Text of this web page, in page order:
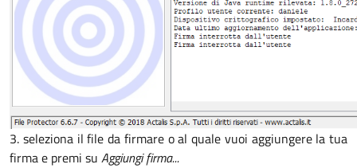
3. seleziona il file da firmare o al quale vuoi aggiungere la tua
firma e premi su Aggiungi firma...